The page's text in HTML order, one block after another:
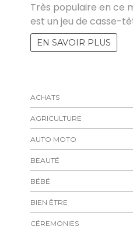
Très populaire en ce
est un jeu de casse-
EN SAVOIR PLUS
ACHATS
AGRICULTURE
AUTO MOTO
BEAUTÉ
BÉBÉ
BIEN ÊTRE
CÉREMONIES